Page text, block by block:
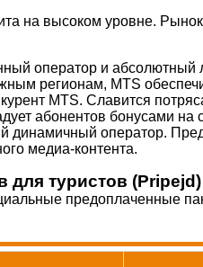
на высоком уровне.
оператор и
регионам, MTS
MTS. Славится
абонентов бонусами на
динамичный оператор.
медиа-контента.
для туристов (Pripejd)
предоплаченные